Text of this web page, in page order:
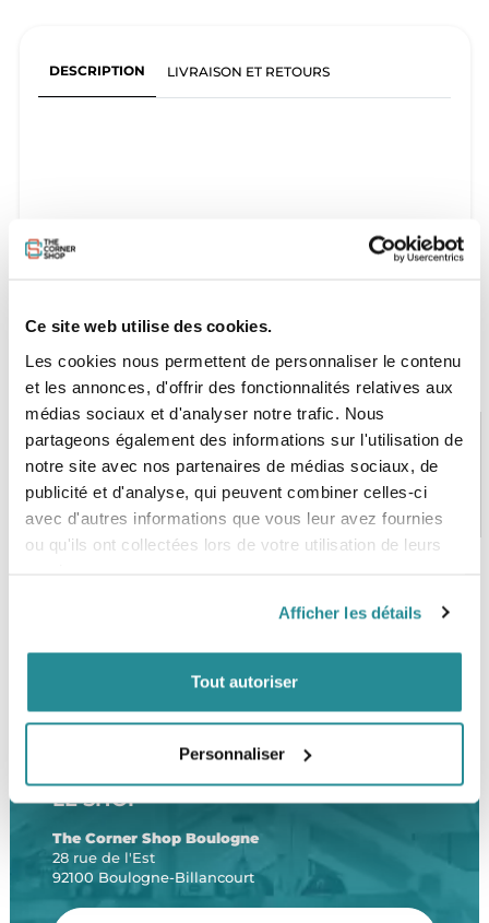
Ce site web utilise des cookies.
Les cookies nous permettent de personnaliser le contenu
et les annonces, d'offrir des fonctionnalités relatives aux
médias sociaux et d'analyser notre trafic. Nous
partageons également des informations sur l'utilisation de
notre site avec nos partenaires de médias sociaux, de
publicité et d'analyse, qui peuvent combiner celles-ci
avec d'autres informations que vous leur avez fournies
ou qu'ils ont collectées lors de votre utilisation de leurs
Afficher les détails
Tout autoriser
Personnaliser
DESCRIPTION LIVRAISON ET RETOURS
PAIEMENT SÉCURISÉ
STOCK EN TEMPS RÉEL
FRAIS DE PORT OFFERTS
LE SHOP
The Corner Shop Boulogne
28 rue de l'Est
92100 Boulogne-Billancourt